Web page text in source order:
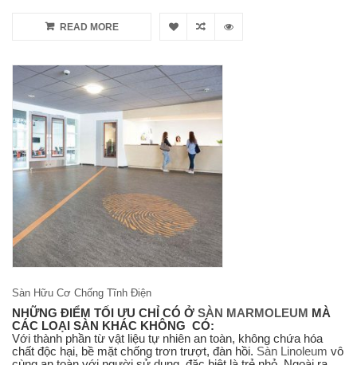
READ MORE
Sàn Hữu Cơ Chống Tĩnh Điện
NHỮNG ĐIỂM TỐI ƯU CHỈ CÓ Ở SÀN MARMOLEUM
MÀ
CÁC LOẠI SÀN KHÁC KHÔNG CÓ:
Với thành phần từ vật liệu tự nhiên an toàn, không chứa hóa
chất độc hại, bề mặt chống trơn trượt, đàn hồi. Sàn Linoleum vô